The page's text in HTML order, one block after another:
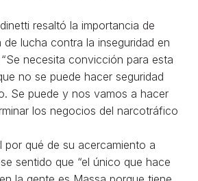
resaltó la importancia de
de lucha contra la inseguridad en
necesita convicción para esta
no se puede hacer seguridad
Se puede y nos vamos a hacer
los negocios del narcotráfico
por qué de su acercamiento a
sentido que “el único que hace